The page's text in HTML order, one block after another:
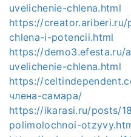
uvelichenie-chlena.html
https://
chlena-i-potencii.html
https://demo3.efesta.ru/
uvelichenie-chlena.html
https://
члена-самара/
https://ikarasi.ru/posts/
polimolochnoi-